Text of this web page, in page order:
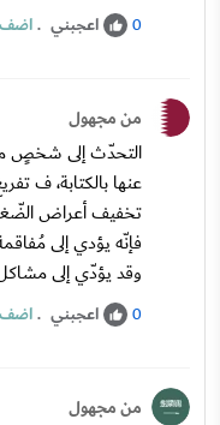
0 اعجبني .
من مجهول
التحدّث إلى شخصٍ
عنها بالكتابة، ف
تخفيف أعراض
فإنّه يؤدي إلى
وقد يؤدّي إلى
0 اعجبني .
من مجهول